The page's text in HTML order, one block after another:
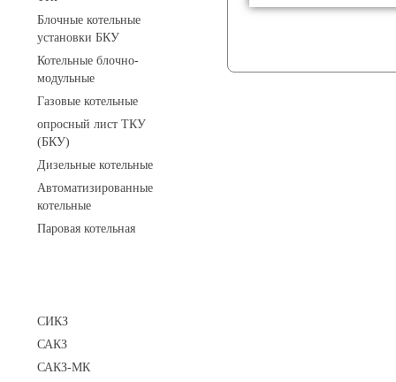
Блочные котельные
установки БКУ
Котельные блочно-
модульные
Газовые котельные
опросный лист ТКУ
(БКУ)
Дизельные котельные
Автоматизированные
котельные
Паровая котельная
СИКЗ
САКЗ
САКЗ-МК